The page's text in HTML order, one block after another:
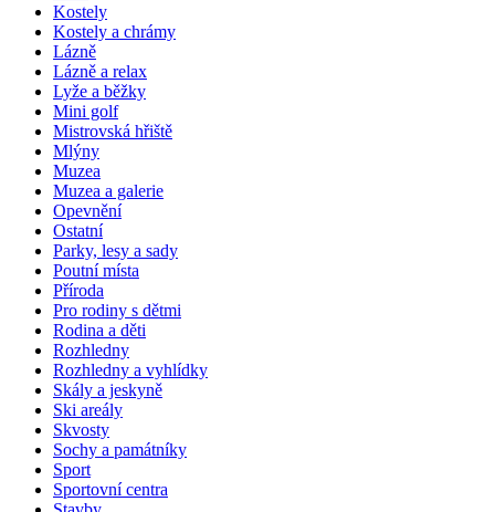
Kostely
Kostely a chrámy
Lázně
Lázně a relax
Lyže a běžky
Mini golf
Mistrovská hřiště
Mlýny
Muzea
Muzea a galerie
Opevnění
Ostatní
Parky, lesy a sady
Poutní místa
Příroda
Pro rodiny s dětmi
Rodina a děti
Rozhledny
Rozhledny a vyhlídky
Skály a jeskyně
Ski areály
Skvosty
Sochy a památníky
Sport
Sportovní centra